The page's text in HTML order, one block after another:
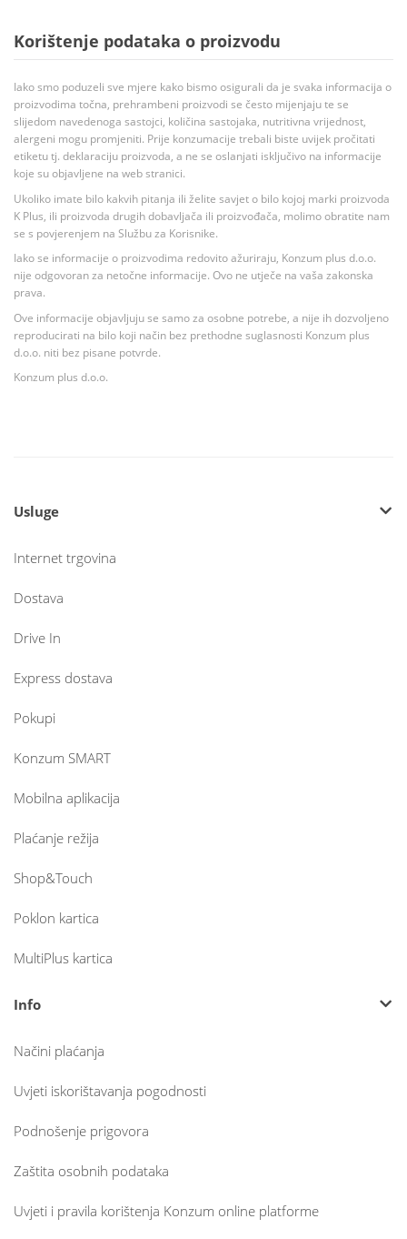
Korištenje podataka o proizvodu
Iako smo poduzeli sve mjere kako bismo osigurali da je svaka informacija o
proizvodima točna, prehrambeni proizvodi se često mijenjaju te se
slijedom navedenoga sastojci, količina sastojaka, nutritivna vrijednost,
alergeni mogu promjeniti. Prije konzumacije trebali biste uvijek pročitati
etiketu tj. deklaraciju proizvoda, a ne se oslanjati isključivo na informacije
koje su objavljene na web stranici.
Ukoliko imate bilo kakvih pitanja ili želite savjet o bilo kojoj marki proizvoda
K Plus, ili proizvoda drugih dobavljača ili proizvođača, molimo obratite nam
se s povjerenjem na Službu za Korisnike.
Iako se informacije o proizvodima redovito ažuriraju, Konzum plus d.o.o.
nije odgovoran za netočne informacije. Ovo ne utječe na vaša zakonska
prava.
Ove informacije objavljuju se samo za osobne potrebe, a nije ih dozvoljeno
reproducirati na bilo koji način bez prethodne suglasnosti Konzum plus
d.o.o. niti bez pisane potvrde.
Konzum plus d.o.o.
Usluge
Internet trgovina
Dostava
Drive In
Express dostava
Pokupi
Konzum SMART
Mobilna aplikacija
Plaćanje režija
Shop&Touch
Poklon kartica
MultiPlus kartica
Info
Načini plaćanja
Uvjeti iskorištavanja pogodnosti
Podnošenje prigovora
Zaštita osobnih podataka
Uvjeti i pravila korištenja Konzum online platforme